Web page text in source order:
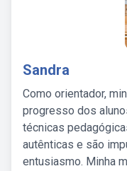
Sandra
Como orientador,
progresso dos
técnicas
autênticas e são
entusiasmo. Minha